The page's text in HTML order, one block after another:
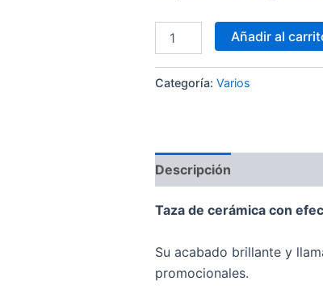
purpurina
Añadir al
Categoría: Varios
Descripción
Taza de cerámica con
Su acabado brillante y
promocionales.